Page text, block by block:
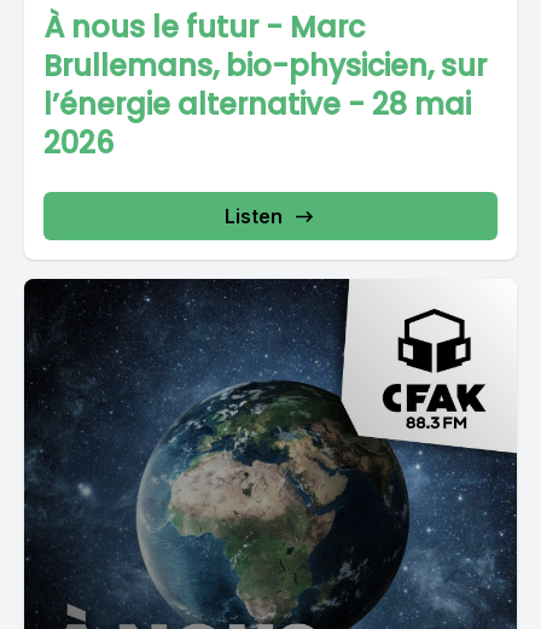
À nous le futur - Marc
Brullemans, bio-physicien, sur
l’énergie alternative - 28 mai
2026
Listen